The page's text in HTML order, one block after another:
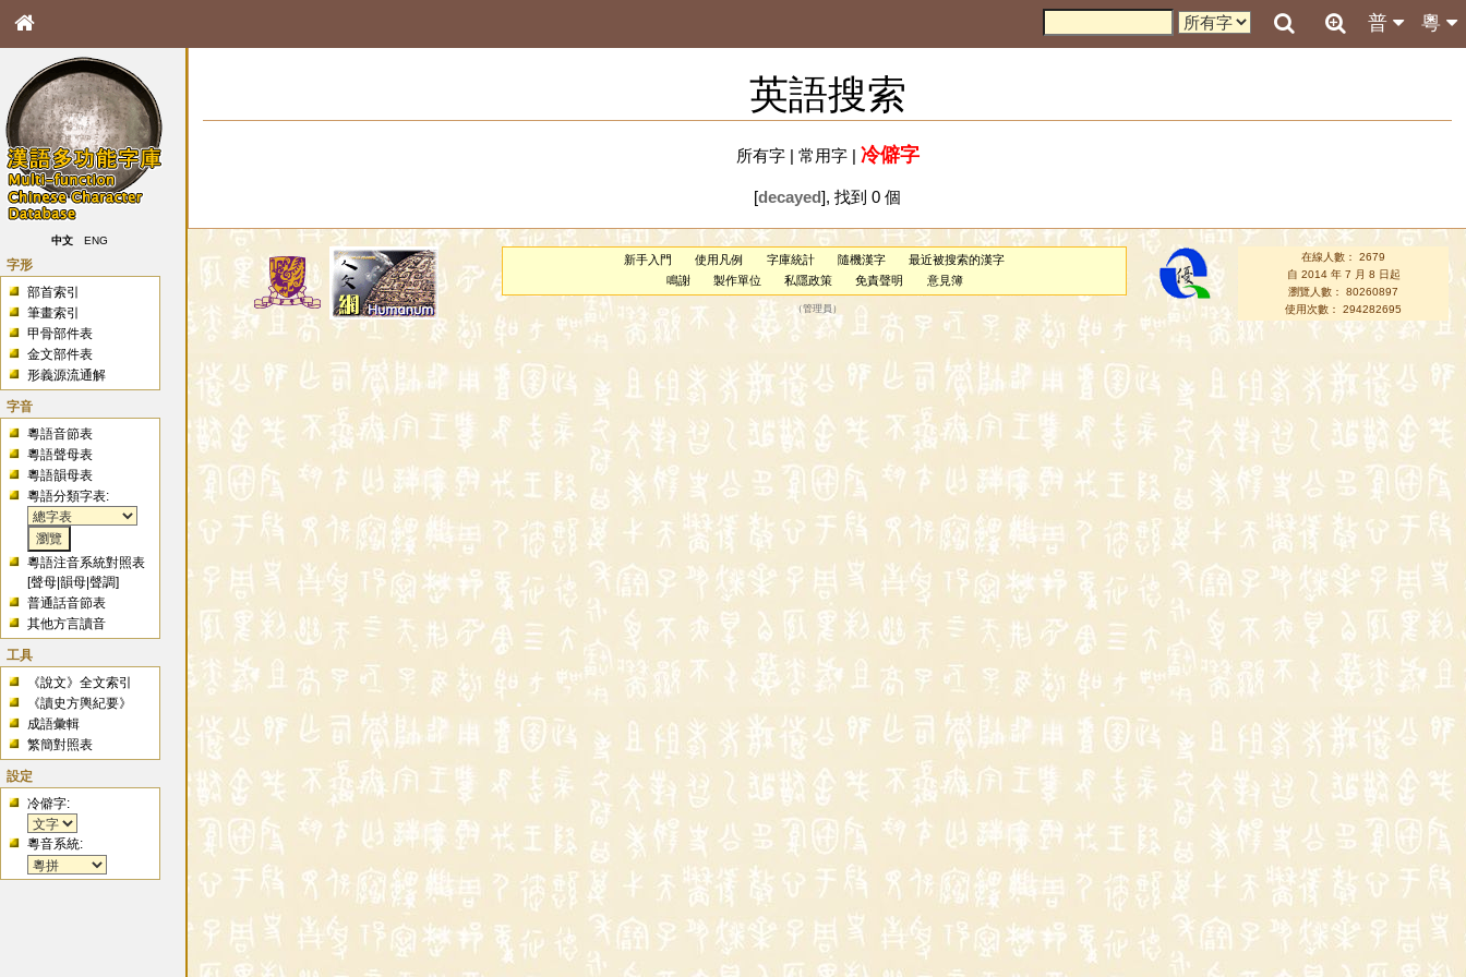
粵
普
中文 ENG
字形
部首索引
筆畫索引
甲骨部件表
金文部件表
形義源流通解
字音
粵語音節表
粵語聲母表
粵語韻母表
粵語分類字表:
粵語注音系統對照表
[聲母 |韻母 |聲調]
普通話音節表
其他方言讀音
工具
《說文》全文索引
《讀史方輿紀要》
成語彙輯
繁簡對照表
設定
冷僻字:
粵音系統:
英語搜索
所有字| 常用字| 冷僻字
[decayed], 找到 0 個
新手入門 使用凡例 字庫統計 隨機漢字
最近被搜索的漢字
鳴謝
製作單位 私隱政策 免責聲明 意見簿
（管理員 ）
在線人數： 2679
自 2014 年 7 月 8 日起
瀏覽人數： 80260897
使用次數： 294282695